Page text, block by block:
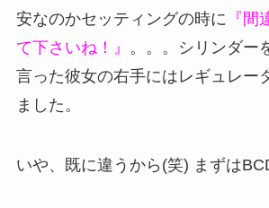
安なのかセッティングの時に 『間
て下さいね！』
。。。シリンダー
言った彼女の右手にはレギュレー
ました。
いや、既に違うから(笑) まずは